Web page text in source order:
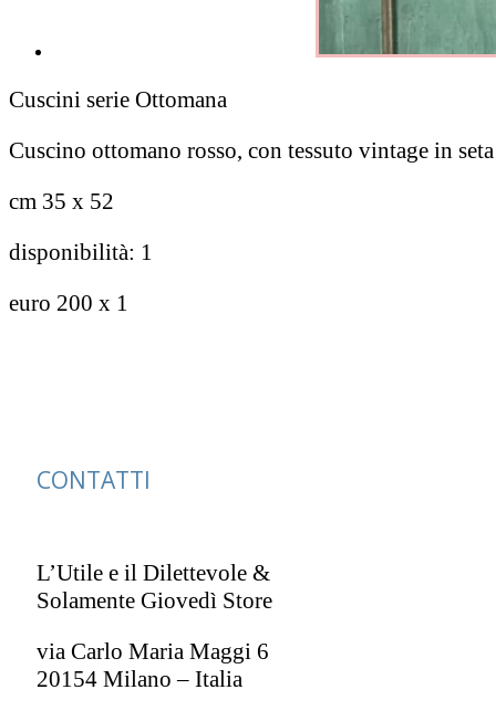
Cuscini serie Ottomana
Cuscino ottomano rosso, con tessuto vintage in
cm 35 x 52
disponibilità: 1
euro 200 x 1
CONTATTI
L’Utile e il Dilettevole &
Solamente Giovedì Store
via Carlo Maria Maggi 6
20154 Milano – Italia